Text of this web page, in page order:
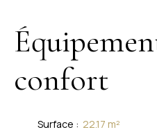
confort
Surface : 22.17 m²